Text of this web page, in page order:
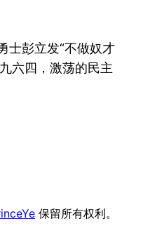
士彭立发“不做奴才
六四，激荡的民主
保留所有权利。